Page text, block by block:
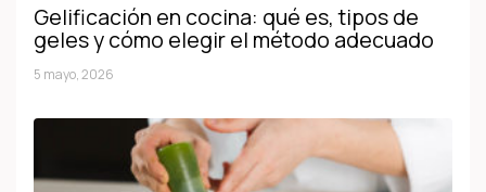
Gelificación en cocina: qué es, tipos de
geles y cómo elegir el método adecuado
5 mayo, 2026